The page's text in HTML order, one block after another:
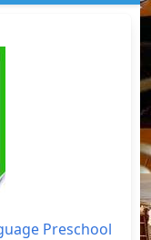
Preschool